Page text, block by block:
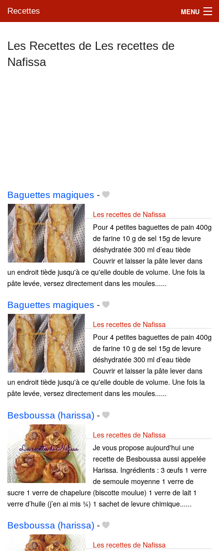
Recettes MENU
Mes blogs préférés
Les Recettes de Les recettes de
Nafissa
Baguettes magiques -
Les recettes de Nafissa
Pour 4 petites baguettes de pain 400g
de farine 10 g de sel 15g de levure
déshydratée 300 ml d’eau tiède
Couvrir et laisser la pâte lever dans
un endroit tiède jusqu'à ce qu'elle double de volume. Une fois la
pâte levée, versez directement dans les moules......
Baguettes magiques -
Les recettes de Nafissa
Pour 4 petites baguettes de pain 400g
de farine 10 g de sel 15g de levure
déshydratée 300 ml d’eau tiède
Couvrir et laisser la pâte lever dans
un endroit tiède jusqu'à ce qu'elle double de volume. Une fois la
pâte levée, versez directement dans les moules......
Besboussa (harissa) -
Les recettes de Nafissa
Je vous propose aujourd'hui une
recette de Besboussa aussi appelée
Harissa. Ingrédients : 3 œufs 1 verre
de semoule moyenne 1 verre de
sucre 1 verre de chapelure (biscotte moulue) 1 verre de lait 1
verre d’huile (j’en ai mis ¾) 1 sachet de levure chimique......
Besboussa (harissa) -
Les recettes de Nafissa